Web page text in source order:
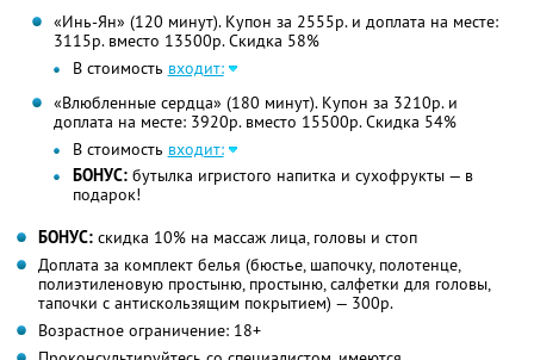
«Инь-Ян» (120 минут). Купон за 2555р. и доплата на месте:
3115р. вместо 13500р. Скидка 58%
В стоимость входит:
«Влюбленные сердца» (180 минут). Купон за 3210р. и
доплата на месте: 3920р. вместо 15500р. Скидка 54%
В стоимость входит:
БОНУС:бутылка игристого напитка и сухофрукты — в
подарок!
БОНУС: скидка 10% на массаж лица, головы и стоп
Доплата за комплект белья (бюстье, шапочку, полотенце,
полиэтиленовую простыню, простыню, салфетки для головы,
тапочки с антискользящим покрытием) — 300р.
Возрастное ограничение: 18+